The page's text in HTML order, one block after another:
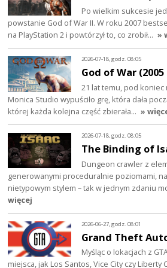
Po wielkim sukcesie
powstanie God of War II. W roku 2007
na PlayStation 2 i powtórzył to, co zrobił… »
2026-07-18, godz. 08:05
God of War (2005
21 lat temu, pod koniec
Monica Studio wypuściło grę, która dała
której każda kolejna część zbierała… »
2026-07-18, godz. 08:05
The Binding of
Dungeon crawler z
generowanymi proceduralnie poziomami,
nietypowym stylem – tak w jednym zdaniu
więcej
2026-06-27, godz. 08:01
Grand Theft
Myśląc o lokacjach z
miejsca, jak Los Santos, Vice City czy Liberty